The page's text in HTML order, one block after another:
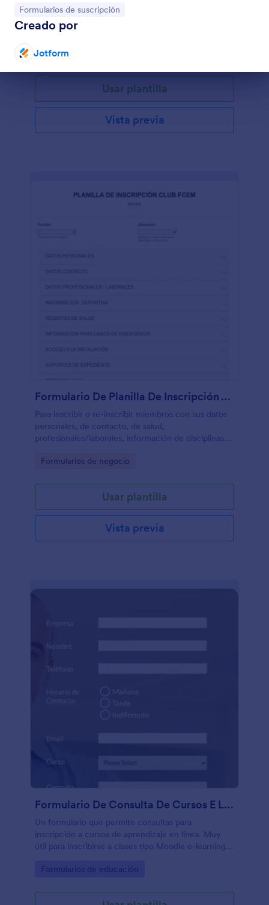
Ir a Categoría:
Formularios de suscripción
Creado por
Jotform
Fin del diálogo
Aquí está un formulario fácil de usar para inscripción
de estudios teológicos o bíblicos.
Go to Category:
Formularios de educación
Usar plantilla
Vista previa
Formulario De Planilla De Inscripción A Club Deportivo
Para inscribir o re-inscribir miembros con sus datos
personales, de contacto, de salud,
profesionales/laborales, información de disciplinas
variedad de widgets para demostrar con este caso
narrativos, e-firma y botonos de opción múltiple.
Go to Category:
Formularios de negocio
Usar plantilla
Vista previa
Formulario De Consulta De Cursos E Learning
Un formulario que permite consultas para
inscripción a cursos de aprendizaje en línea. Muy
útil para inscribirse a clases tipo Moodle e-learning,
Go to Category:
Formularios de educación